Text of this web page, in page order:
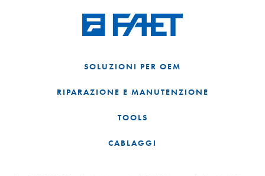
SOLUZIONI PER OEM
RIPARAZIONE E MANUTENZIONE
TOOLS
CABLAGGI